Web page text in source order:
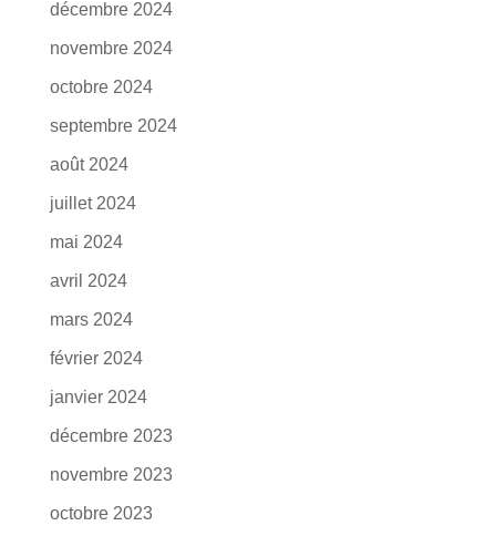
décembre 2024
novembre 2024
octobre 2024
septembre 2024
août 2024
juillet 2024
mai 2024
avril 2024
mars 2024
février 2024
janvier 2024
décembre 2023
novembre 2023
octobre 2023